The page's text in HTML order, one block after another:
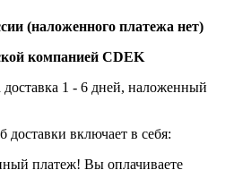
(наложенного платежа нет)
компанией CDEK
доставка 1 - 6 дней, наложенный
доставки включает в себя:
платеж! Вы оплачиваете